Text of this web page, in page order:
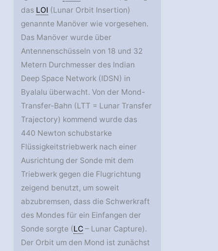
das LOI (Lunar Orbit Insertion)
genannte Manöver wie vorgesehen.
Das Manöver wurde über
Antennenschüsseln von 18 und 32
Metern Durchmesser des Indian
Deep Space Network (IDSN) in
Byalalu überwacht. Von der Mond-
Transfer-Bahn (LTT = Lunar Transfer
Trajectory) kommend wurde das
440 Newton schubstarke
Flüssigkeitstriebwerk nach einer
Ausrichtung der Sonde mit dem
Triebwerk gegen die Flugrichtung
zeigend benutzt, um soweit
abzubremsen, dass die Schwerkraft
des Mondes für ein Einfangen der
Sonde sorgte (LC – Lunar Capture).
Der Orbit um den Mond ist zunächst